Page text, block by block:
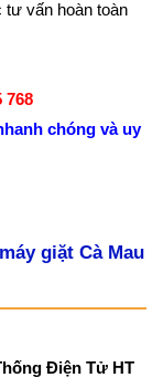
tư vấn hoàn toàn
768
chóng và uy
giặt Cà Mau
Điện Tử HT